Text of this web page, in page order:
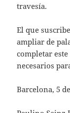
travesía.
El que
ampliar de
completar
necesarios
Barcelona, 5